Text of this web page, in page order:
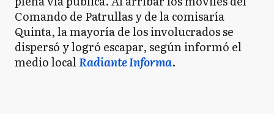
Comando de Patrullas y de la comisaría
Quinta, la mayoría de los involucrados se
dispersó y logró escapar, según informó el
medio localRadiante Informa.